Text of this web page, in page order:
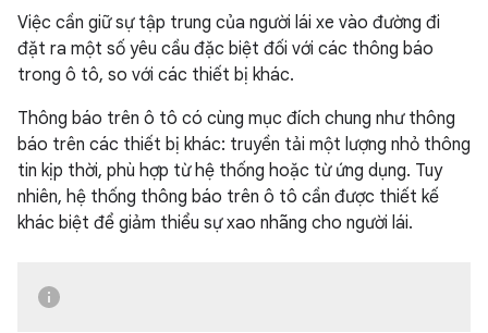
Việc cần giữ sự tập trung của người lái xe vào đường đi
đặt ra một số yêu cầu đặc biệt đối với các thông báo
trong ô tô, so với các thiết bị khác.
Thông báo trên ô tô có cùng mục đích chung như thông
báo trên các thiết bị khác: truyền tải một lượng nhỏ thông
tin kịp thời, phù hợp từ hệ thống hoặc từ ứng dụng. Tuy
nhiên, hệ thống thông báo trên ô tô cần được thiết kế
khác biệt để giảm thiểu sự xao nhãng cho người lái.